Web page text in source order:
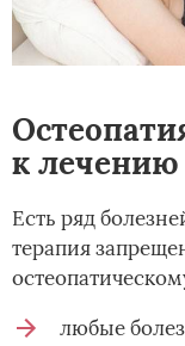
к лечению
Есть ряд
терапия
любые